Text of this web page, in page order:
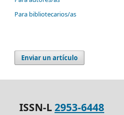
Para bibliotecarios/as
Enviar un artículo
ISSN-L2953-6448